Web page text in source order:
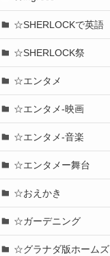
☆SHERLOCKで英語
☆SHERLOCK祭
☆エンタメ
☆エンタメ-映画
☆エンタメ-音楽
☆エンタメー舞台
☆おえかき
☆ガーデニング
☆グラナダ版ホームズ